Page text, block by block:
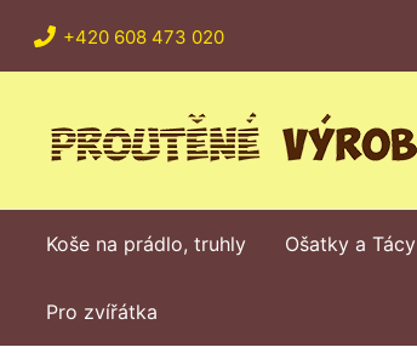
obsah
+420 608 473 020
Koše na prádlo, truhly Ošatky a Tácy
Pro zvířátka